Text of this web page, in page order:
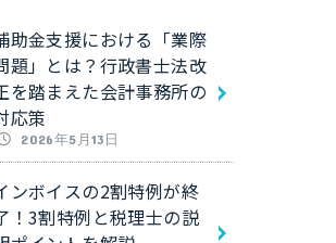
助金支援における「業際
題」とは？行政書士法改
を踏まえた会計事務所の
応策
2026年5月13日
ンボイスの2割特例が終
！3割特例と税理士の説